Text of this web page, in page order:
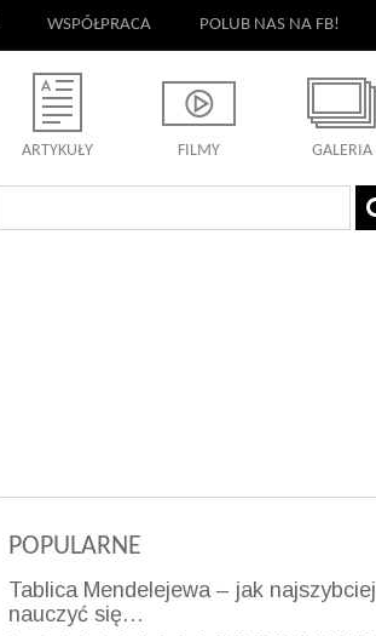
WSPÓŁPRACA POLUB NAS NA FB!
ARTYKUŁY FILMY GALERIA
POPULARNE
Tablica Mendelejewa – jak najszybciej
nauczyć się…